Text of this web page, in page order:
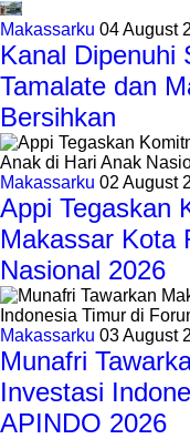
Makassarku 04 August
Kanal Dipenuhi
Tamalate dan
Bersihkan
Makassarku 02 August
Appi Tegaskan
Makassar Kota
Nasional 2026
Makassarku 03 August
Munafri
Investasi
APINDO 2026